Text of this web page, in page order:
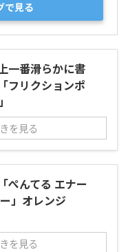
で見る
一番滑らかに書
フリクションポ
を見る
ぺんてる エナー
」オレンジ
を見る